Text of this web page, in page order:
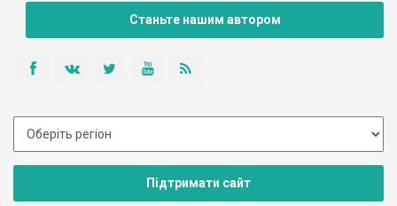
Станьте нашим автором
Підтримати сайт